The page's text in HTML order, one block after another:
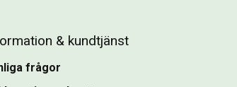
& kundtjänst
frågor